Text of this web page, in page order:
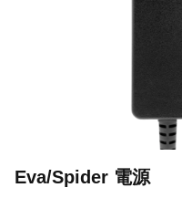
Eva/Spider 電源